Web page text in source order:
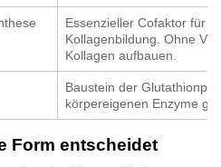
Essenzieller Cofaktor für
Kollagenbildung. Ohne
Kollagen aufbauen.
Baustein der
körpereigenen Enzyme
Form entscheidet